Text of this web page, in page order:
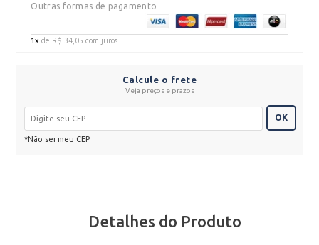
Outras formas de pagamento
1xde R$ 34,05 com juros
Calcule o frete
Veja preços e prazos
OK
*Não sei meu CEP
Detalhes do Produto